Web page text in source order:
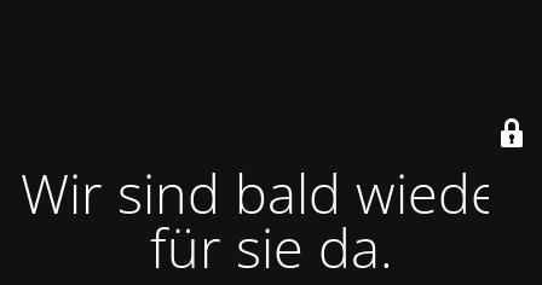
Wir sind bald wieder
für sie da.